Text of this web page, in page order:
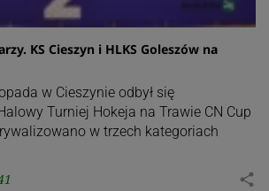
KS Cieszyn i HLKS Goleszów na
w Cieszynie odbył się
Turniej Hokeja na Trawie CN Cup
w trzech kategoriach
share